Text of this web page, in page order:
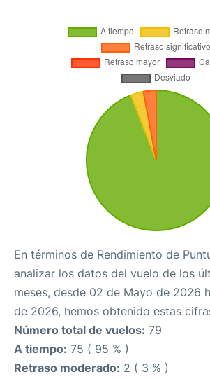
En términos de Rendimiento de
analizar los datos del vuelo de los
meses, desde 02 de Mayo de 2026
de 2026, hemos obtenido estas
Número total de vuelos: 79
A tiempo: 75 ( 95 % )
Retraso moderado: 2 ( 3 % )